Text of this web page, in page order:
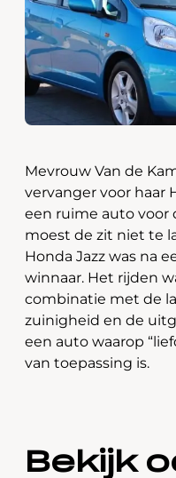
Webshop
Contact
Mevrouw Van de
vervanger voor haar
een ruime auto voor
moest de zit niet te
Honda Jazz was na
winnaar. Het rijden
combinatie met de
zuinigheid en de
een auto waarop
van toepassing is.
Bekijk